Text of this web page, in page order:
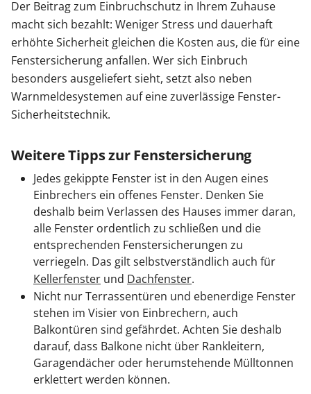
Der Beitrag zum Einbruchschutz in Ihrem Zuhause
macht sich bezahlt: Weniger Stress und dauerhaft
erhöhte Sicherheit gleichen die Kosten aus, die für eine
Fenstersicherung anfallen. Wer sich Einbruch
besonders ausgeliefert sieht, setzt also neben
Warnmeldesystemen auf eine zuverlässige Fenster-
Sicherheitstechnik.
Weitere Tipps zur Fenstersicherung
Jedes gekippte Fenster ist in den Augen eines
Einbrechers ein offenes Fenster. Denken Sie
deshalb beim Verlassen des Hauses immer daran,
alle Fenster ordentlich zu schließen und die
entsprechenden Fenstersicherungen zu
verriegeln. Das gilt selbstverständlich auch für
Kellerfenster und Dachfenster.
Nicht nur Terrassentüren und ebenerdige Fenster
stehen im Visier von Einbrechern, auch
Balkontüren sind gefährdet. Achten Sie deshalb
darauf, dass Balkone nicht über Rankleitern,
Garagendächer oder herumstehende Mülltonnen
erklettert werden können.